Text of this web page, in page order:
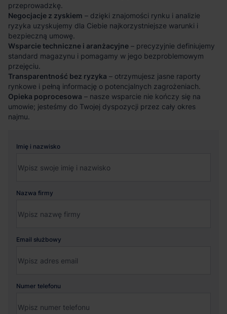
przeprowadzkę.
Negocjacje z zyskiem – dzięki znajomości rynku i analizie
ryzyka uzyskujemy dla Ciebie najkorzystniejsze warunki i
bezpieczną umowę.
Wsparcie techniczne i aranżacyjne – precyzyjnie definiujemy
standard magazynu i pomagamy w jego bezproblemowym
przejęciu.
Transparentność bez ryzyka – otrzymujesz jasne raporty
rynkowe i pełną informację o potencjalnych zagrożeniach.
Opieka poprocesowa – nasze wsparcie nie kończy się na
umowie; jesteśmy do Twojej dyspozycji przez cały okres
najmu.
Imię i nazwisko
Nazwa firmy
Email służbowy
Numer telefonu